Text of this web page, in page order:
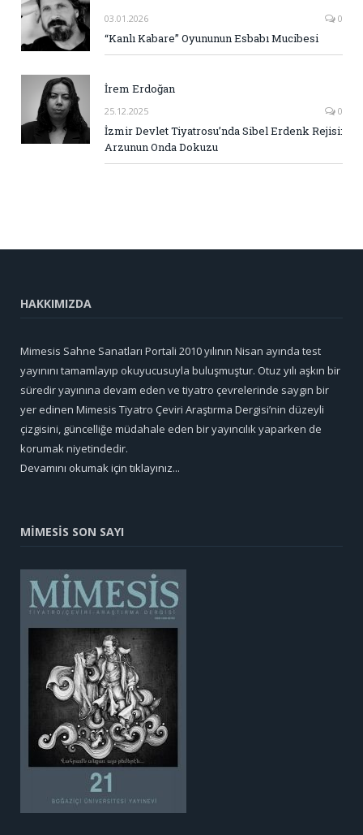
03.01.2026 0
“Kanlı Kabare” Oyununun Esbabı Mucibesi
İrem Erdoğan
25.12.2025 0
İzmir Devlet Tiyatrosu’nda Sibel Erdenk Rejisi:
Arzunun Onda Dokuzu
HAKKIMIZDA
Mimesis Sahne Sanatları Portali 2010 yılının Nisan ayında test
yayınını tamamlayıp okuyucusuyla buluşmuştur. Otuz yılı aşkın bir
süredir yayınına devam eden ve tiyatro çevrelerinde saygın bir
yer edinen Mimesis Tiyatro Çeviri Araştırma Dergisi’nin düzeyli
çizgisini, güncelliğe müdahale eden bir yayıncılık yaparken de
korumak niyetindedir.
Devamını okumak için tıklayınız...
MİMESİS SON SAYI